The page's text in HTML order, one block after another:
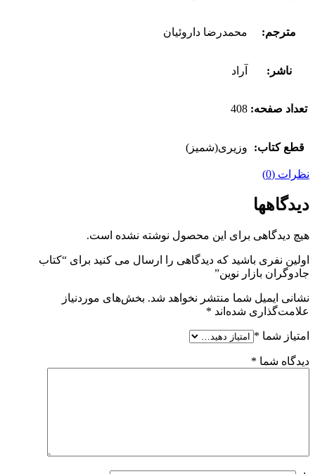
مترجم: محمدرضا داروئیان
ناشر: آراد
تعداد صفحه: 408
قطع کتاب: وزیری(شمیز)
نظرات (0)
دیدگاهها
هیچ دیدگاهی برای این محصول نوشته نشده است.
اولین نفری باشید که دیدگاهی را ارسال می کنید برای “کتاب
جادوگران بازار نوین”
نشانی ایمیل شما منتشر نخواهد شد. بخش‌های موردنیاز
علامت‌گذاری شده‌اند *
امتیاز شما *
دیدگاه شما *